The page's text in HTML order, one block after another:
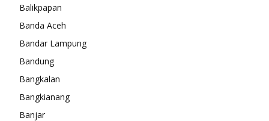
Balikpapan
Banda Aceh
Bandar Lampung
Bandung
Bangkalan
Bangkianang
Banjar